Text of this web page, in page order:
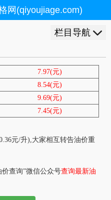
网(qiyoujiage.com)
栏目导航
7.97(元)
8.54(元)
9.69(元)
7.45(元)
元/升),大家相互转告油价重
价查询”微信公众号查询最新油